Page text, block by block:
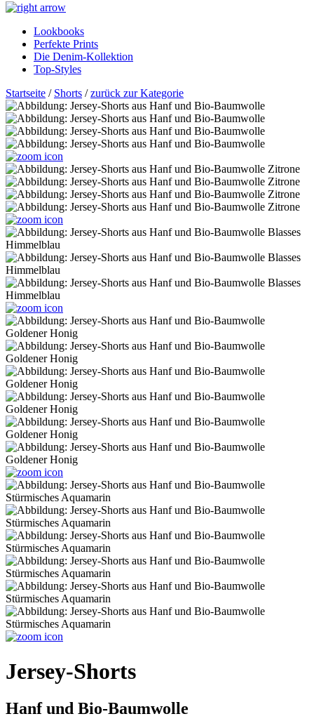
Lookbooks
Perfekte Prints
Die Denim-Kollektion
Top-Styles
Startseite / Shorts /zurück zur Kategorie
Jersey-Shorts
Hanf und Bio-Baumwolle